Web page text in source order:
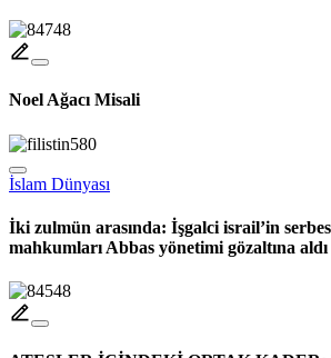
Gazze ve Batı Şeria’da bir şehit ve onlarca
Noel Ağacı Misali
İslam Dünyası
İki zulmün arasında: İşgalci israil’in
mahkumları Abbas yönetimi gözaltına aldı